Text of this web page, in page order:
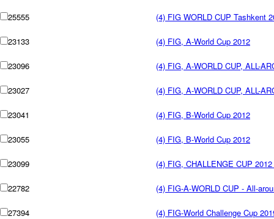
25555 (4) FIG WORLD CUP Tashkent
23133 (4) FIG, A-World Cup 2012
23096 (4) FIG, A-WORLD CUP, ALL-
23027 (4) FIG, A-WORLD CUP, ALL-
23041 (4) FIG, B-World Cup 2012
23055 (4) FIG, B-World Cup 2012
23099 (4) FIG, CHALLENGE CUP
22782 (4) FIG-A-WORLD CUP - All-
27394 (4) FIG-World Challenge Cup